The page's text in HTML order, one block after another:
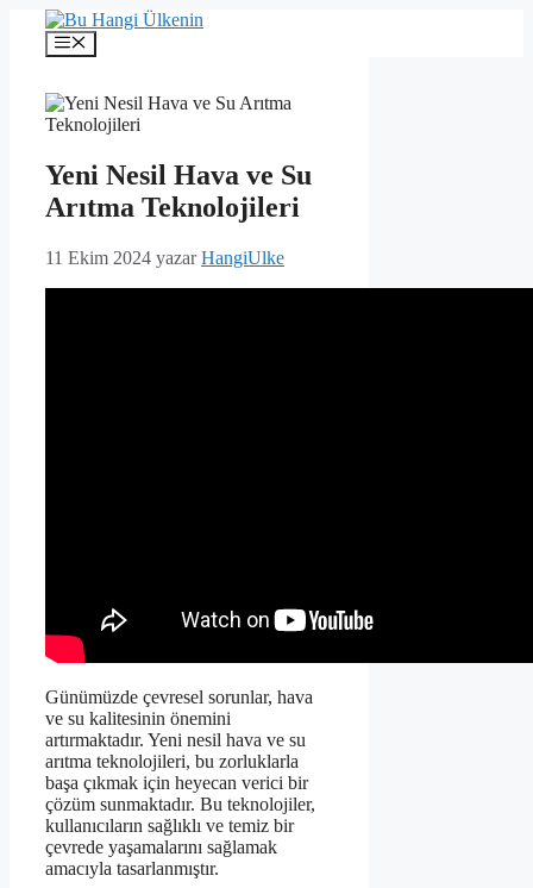
İçeriğe
Menü
Yeni Nesil Hava ve Su
Arıtma Teknolojileri
11 Ekim 2024 yazarHangiUlke
Günümüzde çevresel sorunlar, hava
ve su kalitesinin önemini
artırmaktadır. Yeni nesil hava ve su
arıtma teknolojileri, bu zorluklarla
başa çıkmak için heyecan verici bir
çözüm sunmaktadır. Bu teknolojiler,
kullanıcıların sağlıklı ve temiz bir
çevrede yaşamalarını sağlamak
amacıyla tasarlanmıştır.